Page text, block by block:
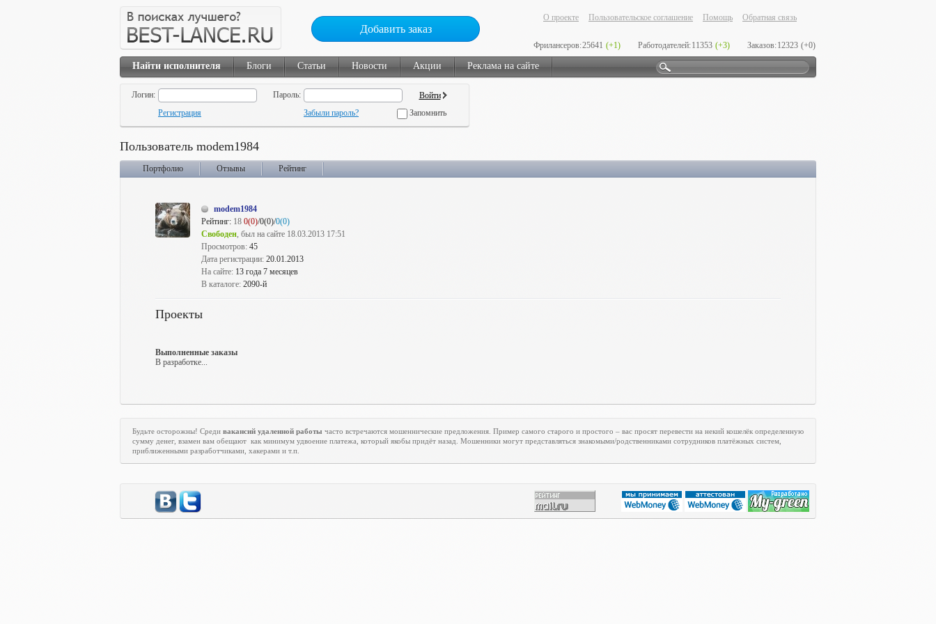
Добавить заказ
О проекте Пользовательское соглашение Помощь Обратная связь
Фрилансеров:25641 (+1) Работодателей:11353 (+3) Заказов:12323 (+0)
Найти исполнителя Блоги Статьи Новости Акции Реклама на сайте
Логин:
Пароль:
Регистрация
Забыли пароль? Запомнить
Пользователь modem1984
Портфолио Отзывы Рейтинг
modem1984
Рейтинг: 18 0(0)/0(0)/0(0)
Свободен, был на сайте 18.03.2013 17:51
Просмотров: 45
Дата регистрации: 20.01.2013
На сайте: 13 года 7 месяцев
В каталоге: 2090-й
Проекты
Выполненные заказы
В разработке...
Будьте осторожны! Среди вакансий удаленной работы часто встречаются мошеннические предложения. Пример самого старого и простого – вас просят перевести на некий кошелёк определенную
сумму денег, взамен вам обещают как минимум удвоение платежа, который якобы придёт назад. Мошенники могут представляться знакомыми/родственниками сотрудников платёжных систем,
приближенными разработчиками, хакерами и т.п.